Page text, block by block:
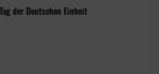
der Deutschen Einheit